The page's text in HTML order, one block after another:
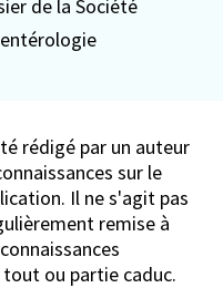
de la Société
rédigé par un auteur
sur le
Il ne s'agit pas
remise à
ou partie caduc.